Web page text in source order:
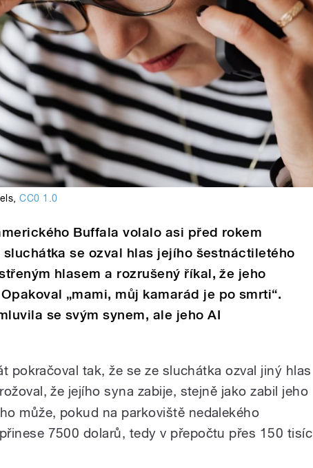
,CC0 1.0
Buffala volalo asi před rokem
sluchátka se ozval hlas jejího šestnáctiletého
hlasem a rozrušený říkal, že jeho
„mami, můj kamarád je po smrti“.
se svým synem, ale jeho AI
pokračoval tak, že se ze sluchátka ozval jiný hlas
že jejího syna zabije, stejně jako zabil jeho
může, pokud na parkoviště nedalekého
7500 dolarů, tedy v přepočtu přes 150 tisíc